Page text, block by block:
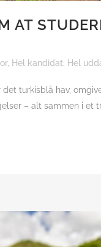
AT
, Hel kandidat, Hel
turkisblå hav,
– alt sammen i et